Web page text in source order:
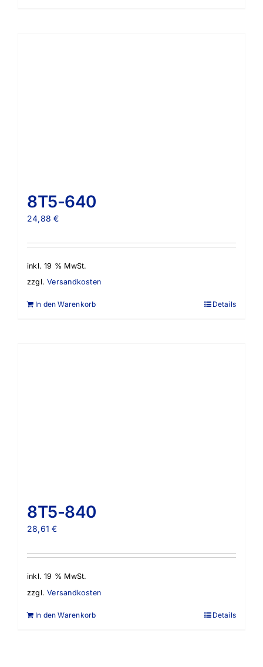
8T5-640
24,88€
inkl. 19 % MwSt.
zzgl.Versandkosten
In den Warenkorb Details
8T5-840
28,61€
inkl. 19 % MwSt.
zzgl.Versandkosten
In den Warenkorb Details